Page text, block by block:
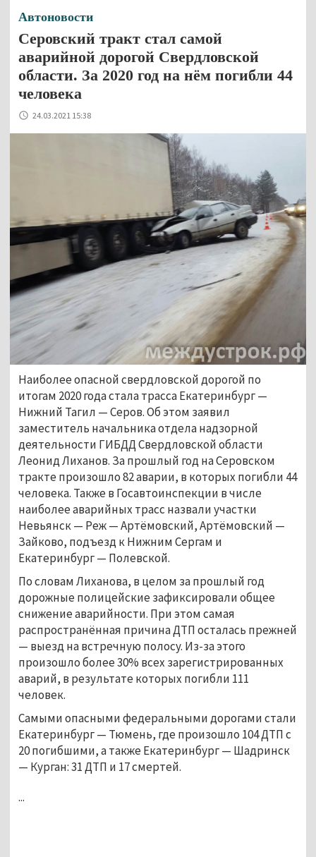
Автоновости
Серовский тракт стал самой
аварийной дорогой Свердловской
области. За 2020 год на нём погибли 44
человека
24.03.2021 15:38
Наиболее опасной свердловской дорогой по
итогам 2020 года стала трасса Екатеринбург —
Нижний Тагил — Серов. Об этом заявил
заместитель начальника отдела надзорной
деятельности ГИБДД Свердловской области
Леонид Лиханов. За прошлый год на Серовском
тракте произошло 82 аварии, в которых погибли 44
человека. Также в Госавтоинспекции в числе
наиболее аварийных трасс назвали участки
Невьянск — Реж — Артёмовский, Артёмовский —
Зайково, подъезд к Нижним Сергам и
Екатеринбург — Полевской.
По словам Лиханова, в целом за прошлый год
дорожные полицейские зафиксировали общее
снижение аварийности. При этом самая
распространённая причина ДТП осталась прежней
— выезд на встречную полосу. Из-за этого
произошло более 30% всех зарегистрированных
аварий, в результате которых погибли 111
человек.
Самыми опасными федеральными дорогами стали
Екатеринбург — Тюмень, где произошло 104 ДТП с
20 погибшими, а также Екатеринбург — Шадринск
— Курган: 31 ДТП и 17 смертей.
...